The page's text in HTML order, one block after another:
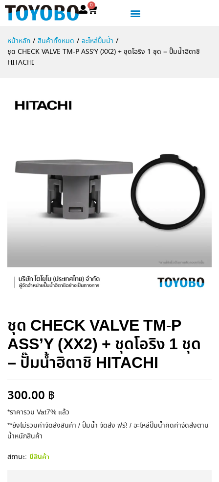
0
หน้าหลัก / สินค้าทั้งหมด / อะไหล่ปั๊มน้ำ /
ชุด CHECK VALVE TM-P ASS’Y (XX2) + ชุดโอริง 1 ชุด – ปั๊มน้ำฮิตาชิ
HITACHI
ชุด CHECK VALVE TM-P
ASS’Y (XX2) + ชุดโอริง 1 ชุด
– ปั๊มน้ำฮิตาชิ HITACHI
300.00 ฿
*ราคารวม Vat7% แล้ว
**ยังไม่รวมค่าจัดส่งสินค้า / ปั๊มน้ำ จัดส่ง ฟรี! / อะไหล่ปั๊มน้ำคิดค่าจัดส่งตาม
น้ำหนักสินค้า
สถานะ: มีสินค้า